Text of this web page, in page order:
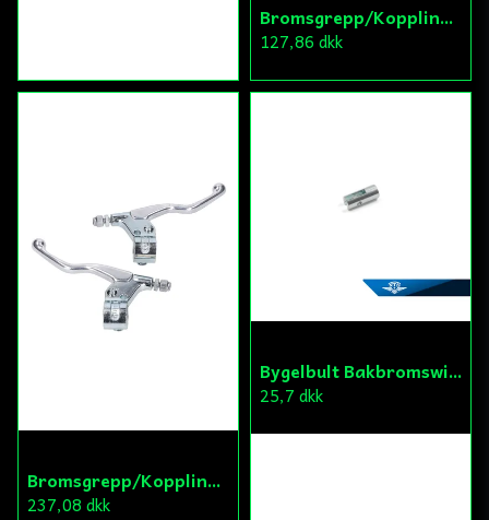
Bromsgrepp/Kopplingsgrepp sats Mini
127,86 dkk
Bromsgrepp/Kopplingsgrepp Sats Universal
237,08 dkk
Bygelbult Bakbromswire Puch
25,7 dkk